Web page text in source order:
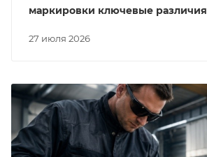
27 июля 2026
маркировки ключевые различия